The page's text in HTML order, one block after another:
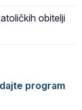
obitelji
program